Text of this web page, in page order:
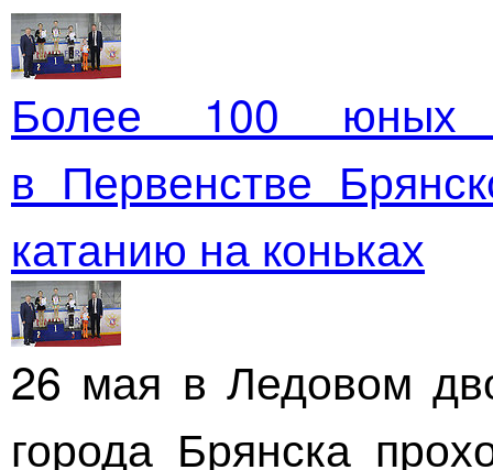
Более 100 юных
в Первенстве
катанию на коньках
26 мая в Ледовом
города Брянска